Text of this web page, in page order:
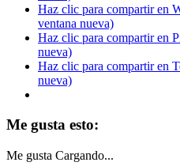
Haz clic para compartir en
ventana nueva)
Haz clic para compartir en
nueva)
Haz clic para compartir en
nueva)
Me gusta esto:
Me gusta Cargando...